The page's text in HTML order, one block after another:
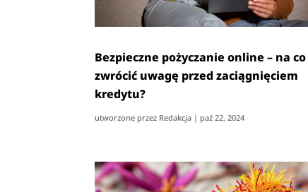
Bezpieczne pożyczanie online – na co
zwrócić uwagę przed zaciągnięciem
kredytu?
utworzone przez Redakcja | paź 22, 2024